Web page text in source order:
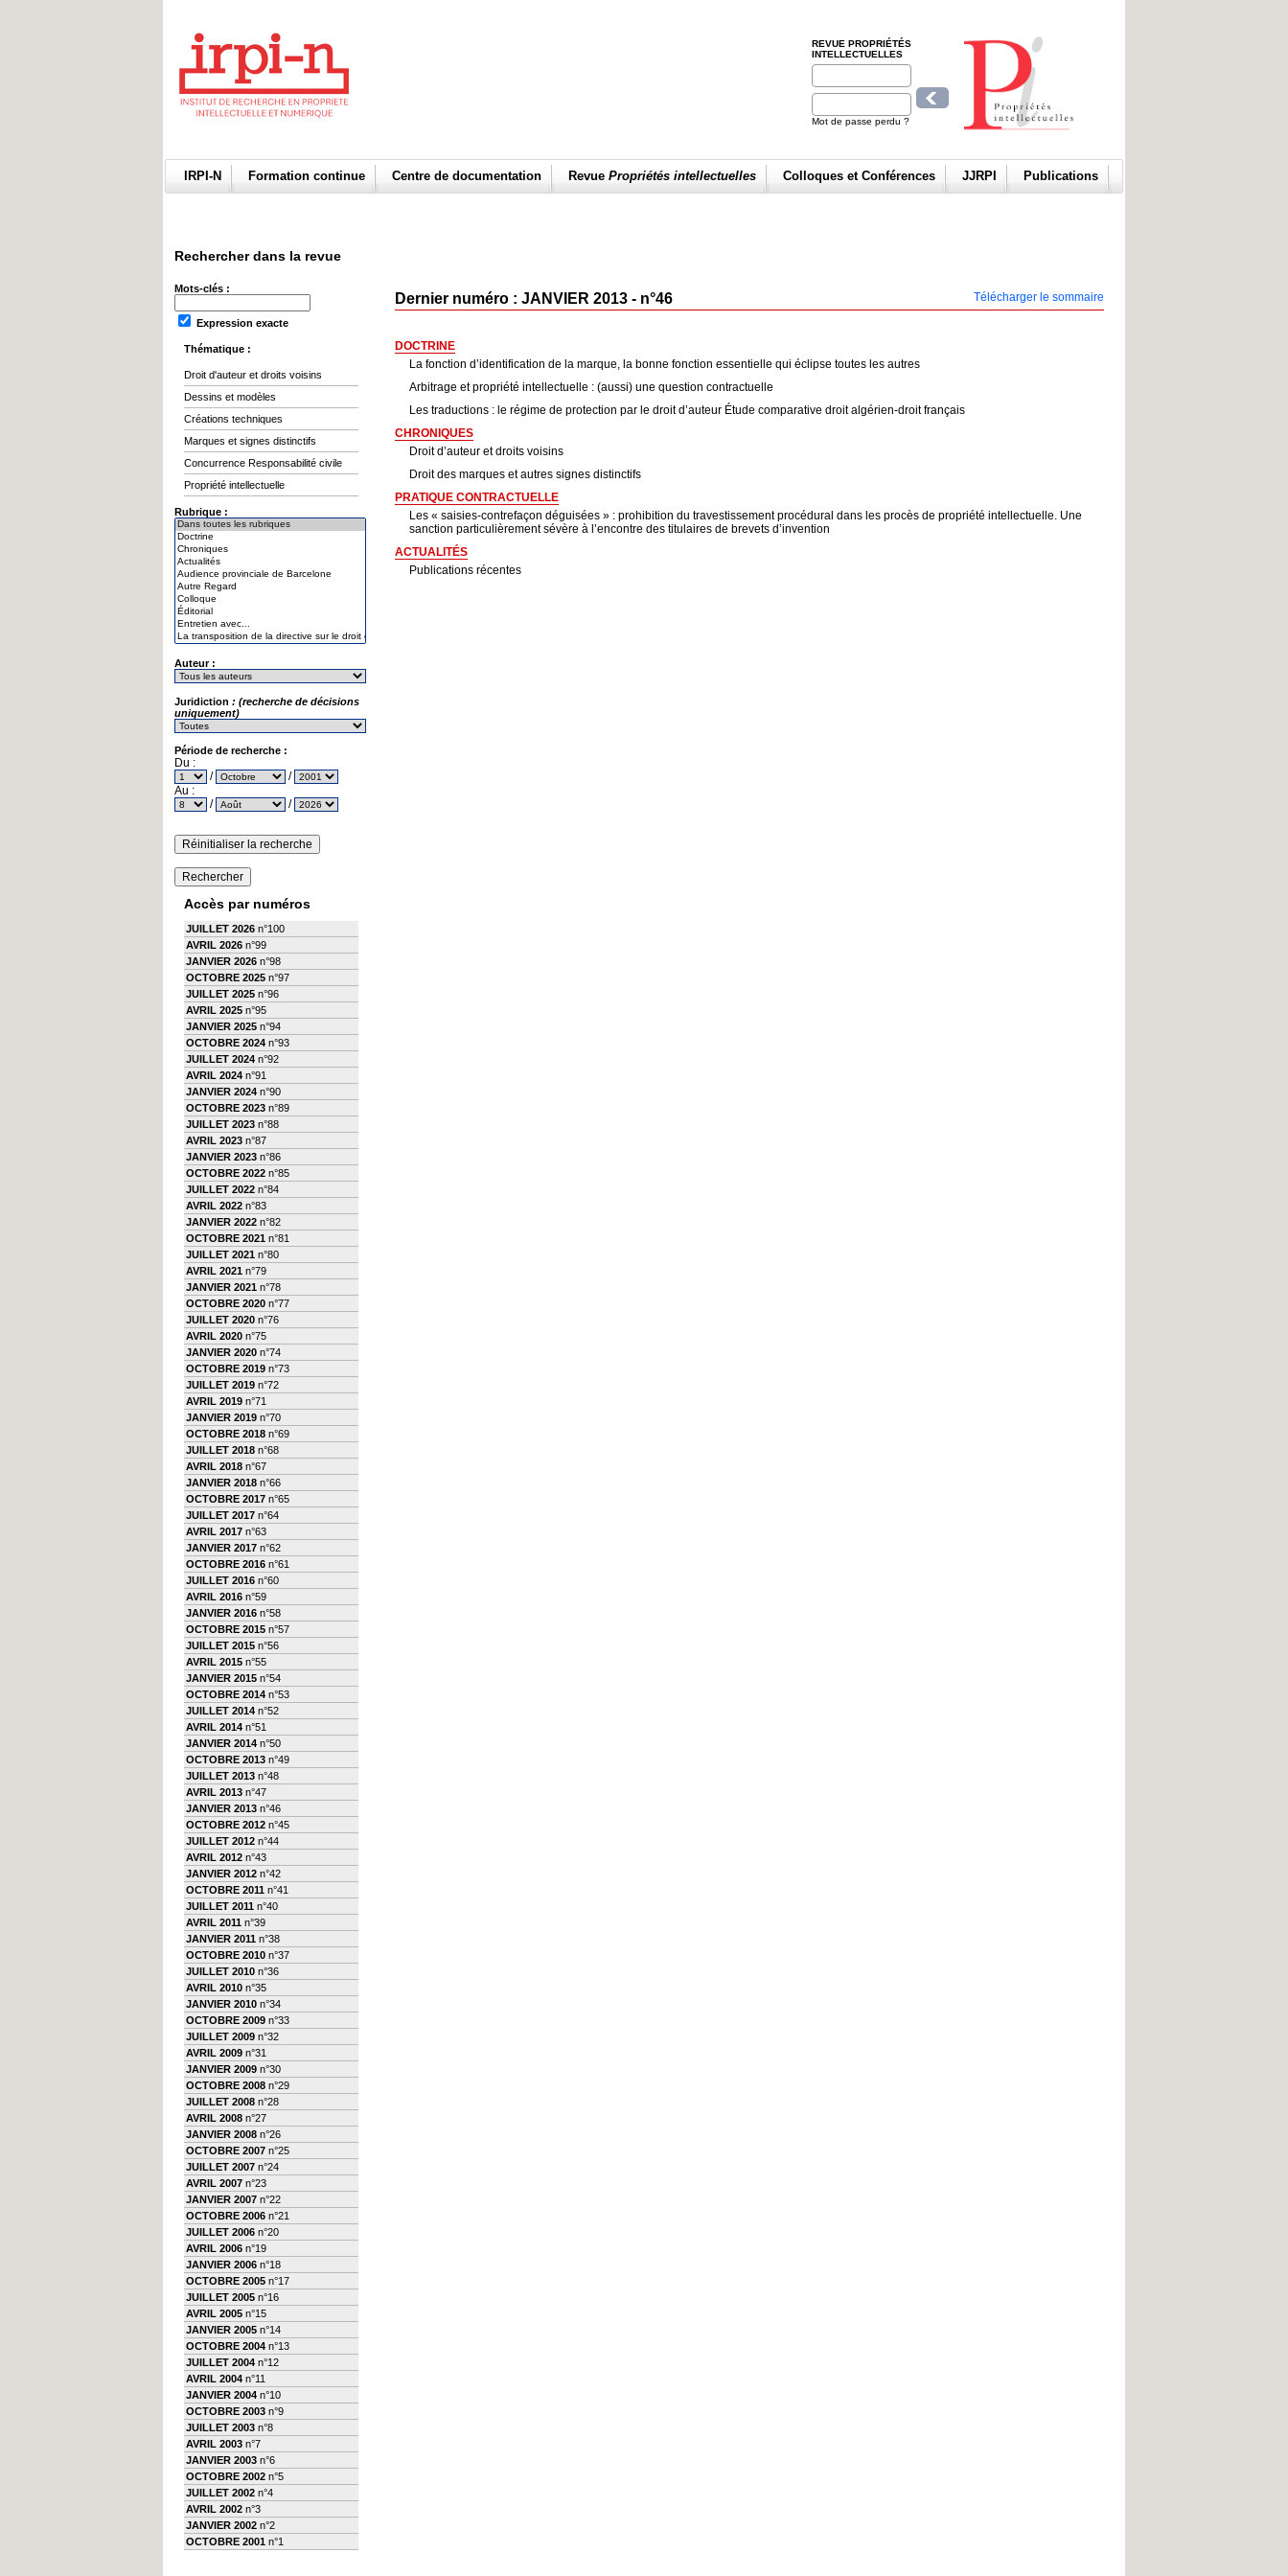
REVUE PROPRIÉTÉS
INTELLECTUELLES
Mot de passe perdu ?
IRPI-N Formation continue Centre de documentation Revue Propriétés intellectuelles Colloques et Conférences JJRPI Publications
Rechercher dans la revue
Mots-clés :
Expression exacte
Thématique :
Droit d'auteur et droits voisins
Dessins et modèles
Créations techniques
Marques et signes distinctifs
Concurrence Responsabilité civile
Propriété intellectuelle
Rubrique :
Auteur :
Juridiction : (recherche de décisions
uniquement)
Période de recherche :
Du :
/
/
Au :
/
/
Accès par numéros
JUILLET 2026 n°100
AVRIL 2026 n°99
JANVIER 2026 n°98
OCTOBRE 2025 n°97
JUILLET 2025 n°96
AVRIL 2025 n°95
JANVIER 2025 n°94
OCTOBRE 2024 n°93
JUILLET 2024 n°92
AVRIL 2024 n°91
JANVIER 2024 n°90
OCTOBRE 2023 n°89
JUILLET 2023 n°88
AVRIL 2023 n°87
JANVIER 2023 n°86
OCTOBRE 2022 n°85
JUILLET 2022 n°84
AVRIL 2022 n°83
JANVIER 2022 n°82
OCTOBRE 2021 n°81
JUILLET 2021 n°80
AVRIL 2021 n°79
JANVIER 2021 n°78
OCTOBRE 2020 n°77
JUILLET 2020 n°76
AVRIL 2020 n°75
JANVIER 2020 n°74
OCTOBRE 2019 n°73
JUILLET 2019 n°72
AVRIL 2019 n°71
JANVIER 2019 n°70
OCTOBRE 2018 n°69
JUILLET 2018 n°68
AVRIL 2018 n°67
JANVIER 2018 n°66
OCTOBRE 2017 n°65
JUILLET 2017 n°64
AVRIL 2017 n°63
JANVIER 2017 n°62
OCTOBRE 2016 n°61
JUILLET 2016 n°60
AVRIL 2016 n°59
JANVIER 2016 n°58
OCTOBRE 2015 n°57
JUILLET 2015 n°56
AVRIL 2015 n°55
JANVIER 2015 n°54
OCTOBRE 2014 n°53
JUILLET 2014 n°52
AVRIL 2014 n°51
JANVIER 2014 n°50
OCTOBRE 2013 n°49
JUILLET 2013 n°48
AVRIL 2013 n°47
JANVIER 2013 n°46
OCTOBRE 2012 n°45
JUILLET 2012 n°44
AVRIL 2012 n°43
JANVIER 2012 n°42
OCTOBRE 2011 n°41
JUILLET 2011 n°40
AVRIL 2011 n°39
JANVIER 2011 n°38
OCTOBRE 2010 n°37
JUILLET 2010 n°36
AVRIL 2010 n°35
JANVIER 2010 n°34
OCTOBRE 2009 n°33
JUILLET 2009 n°32
AVRIL 2009 n°31
JANVIER 2009 n°30
OCTOBRE 2008 n°29
JUILLET 2008 n°28
AVRIL 2008 n°27
JANVIER 2008 n°26
OCTOBRE 2007 n°25
JUILLET 2007 n°24
AVRIL 2007 n°23
JANVIER 2007 n°22
OCTOBRE 2006 n°21
JUILLET 2006 n°20
AVRIL 2006 n°19
JANVIER 2006 n°18
OCTOBRE 2005 n°17
JUILLET 2005 n°16
AVRIL 2005 n°15
JANVIER 2005 n°14
OCTOBRE 2004 n°13
JUILLET 2004 n°12
AVRIL 2004 n°11
JANVIER 2004 n°10
OCTOBRE 2003 n°9
JUILLET 2003 n°8
AVRIL 2003 n°7
JANVIER 2003 n°6
OCTOBRE 2002 n°5
JUILLET 2002 n°4
AVRIL 2002 n°3
JANVIER 2002 n°2
OCTOBRE 2001 n°1
Télécharger le sommaire
Dernier numéro : JANVIER 2013 - n°46
DOCTRINE
La fonction d’identification de la marque, la bonne fonction essentielle qui éclipse toutes les autres
Arbitrage et propriété intellectuelle : (aussi) une question contractuelle
Les traductions : le régime de protection par le droit d’auteur Étude comparative droit algérien-droit français
CHRONIQUES
Droit d’auteur et droits voisins
Droit des marques et autres signes distinctifs
PRATIQUE CONTRACTUELLE
Les « saisies-contrefaçon déguisées » : prohibition du travestissement procédural dans les procès de propriété intellectuelle. Une
sanction particulièrement sévère à l’encontre des titulaires de brevets d’invention
ACTUALITÉS
Publications récentes